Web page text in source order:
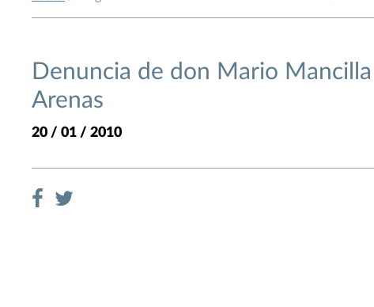
Denuncia de don Mario
Arenas
20 / 01 / 2010